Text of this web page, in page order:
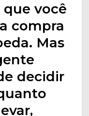
você
compra
Mas
decidir